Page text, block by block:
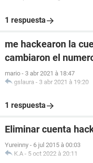
1 respuesta
me hackearon la
cambiaron el
mario - 3 abr 2021 à 18:47
gslaura - 3 abr 2021 à 19:20
1 respuesta
Eliminar cuenta
Yureinny - 6 jul 2015 à 00:03
K.A - 5 oct 2022 à 20:11